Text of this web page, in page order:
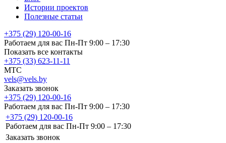
Истории проектов
Полезные статьи
+375 (29) 120-00-16
Работаем для вас Пн-Пт 9:00 – 17:30
Показать все контакты
+375 (33) 623-11-11
MTC
vels@vels.by
Заказать звонок
+375 (29) 120-00-16
Работаем для вас Пн-Пт 9:00 – 17:30
+375 (29) 120-00-16
Работаем для вас Пн-Пт 9:00 – 17:30
Заказать звонок